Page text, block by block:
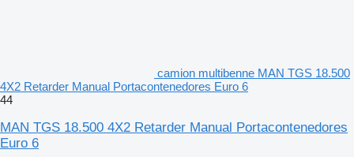
camion multibenne MAN TGS 18.500
4X2 Retarder Manual Portacontenedores Euro 6
44
MAN TGS 18.500 4X2 Retarder Manual Portacontenedores
Euro 6